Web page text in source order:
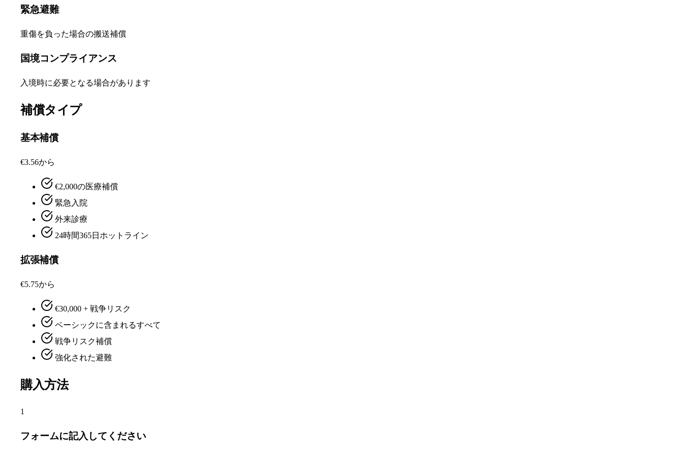
緊急避難
重傷を負った場合の搬送補償
国境コンプライアンス
入境時に必要となる場合があります
補償タイプ
基本補償
€3.56から
€2,000の医療補償
緊急入院
外来診療
24時間365日ホットライン
拡張補償
€5.75から
€30,000 + 戦争リスク
ベーシックに含まれるすべて
戦争リスク補償
強化された避難
購入方法
1
フォームに記入してください